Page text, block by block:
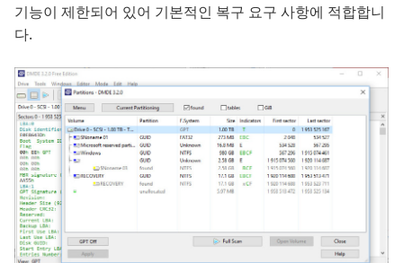
기능이 제한되어 있어 기본적인 복구 요구 사항에 적합합니
다.